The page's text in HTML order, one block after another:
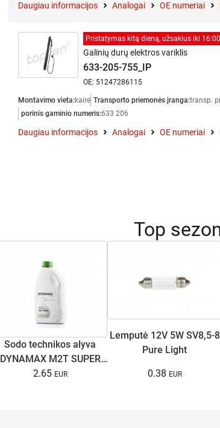
Daugiau informacijos Analogai OE numeriai
Pristatymas kitą dieną, užsakius iki
Galinių durų elektros variklis
633-205-755_IP
OE: 51247286115
Montavimo vieta:kairė Transporto priemonės įranga:transp.
porinis gaminio numeris:633 206
Daugiau informacijos Analogai OE numeriai
Top
Sodo technikos alyva
DYNAMAX M2T SUPER
0.5L
2.65
Lemputė 12V 5W SV8,5-8
Pure Light
0.38